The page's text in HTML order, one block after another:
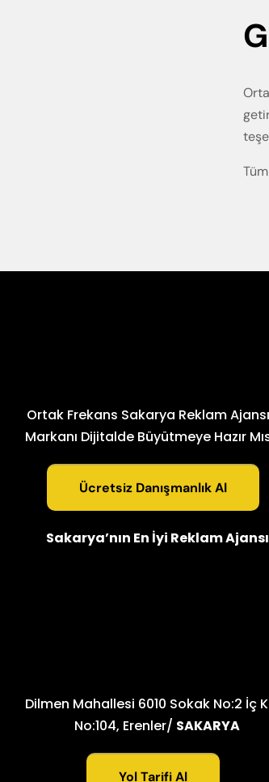
Ortak Frekans Sakarya Reklam
Markanı Dijitalde Büyütmeye Hazır
Ücretsiz Danışmanlık Al
Sakarya’nın En İyi Reklam Ajansı
Dilmen Mahallesi 6010 Sokak No:2 İç
No:104, Erenler/ SAKARYA
Yol Tarifi Al